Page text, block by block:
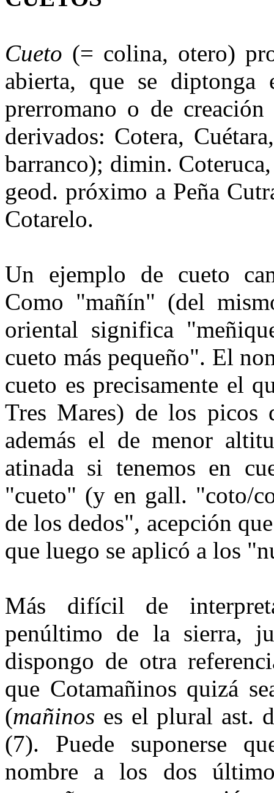
Cueto (= colina, otero)
abierta, que se diptonga
prerromano o de
derivados: Cotera,
barranco); dimin.
geod. próximo a Peña
Cotarelo.
Un ejemplo de cueto
Como "mañín" (del
oriental sig­nifica
cueto más peque­ño". El
cueto es precisa­mente el
Tres Mares) de los
además el de menor
atinada si tenemos en
"cueto" (y en gall. "coto/
de los dedos", acepción
que luego se aplicó a los
Más difícil de
penúltimo de la sierra,
dispongo de otra
que Cotamañinos quizá
(mañinos es el plural ast.
(7). Puede suponerse
nombre a los dos